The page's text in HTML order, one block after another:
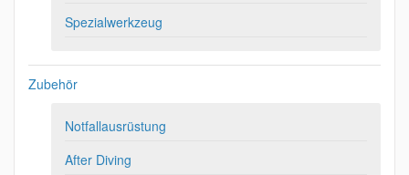
Spezialwerkzeug
Zubehör
Notfallausrüstung
After Diving